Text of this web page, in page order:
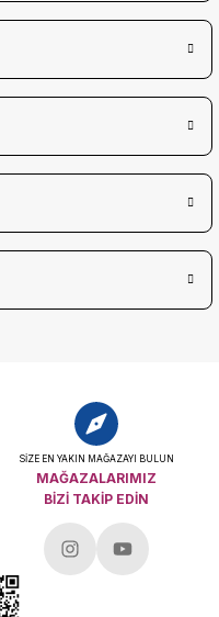
SİZE EN YAKIN MAĞAZAYI BULUN
MAĞAZALARIMIZ
BİZİ TAKİP EDİN